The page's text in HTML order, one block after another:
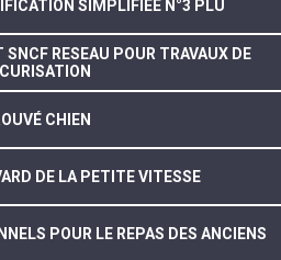
SIMPLIFIÉE N°3 PLU
SNCF RESEAU POUR TRAVAUX DE
CHIEN
DE LA PETITE VITESSE
POUR LE REPAS DES ANCIENS